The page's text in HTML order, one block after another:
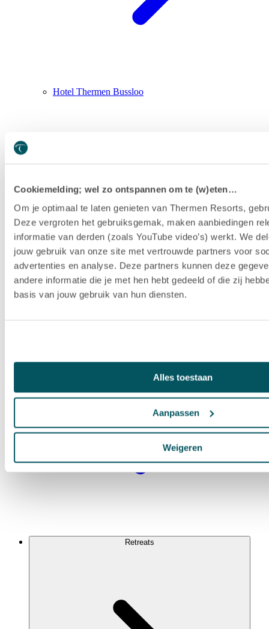
Cookiemelding; wel zo ontspannen om te (w)eten…
Om je optimaal te laten genieten van Thermen Resorts,
Deze vergroten het gebruiksgemak, maken aanbiedingen
informatie van derden (zoals YouTube video’s) werkt. We
jouw gebruik van onze site met vertrouwde partners voor
advertenties en analyse. Deze partners kunnen deze
andere informatie die je met hen hebt gedeeld of die zij
basis van jouw gebruik van hun diensten.
Alles toestaan
Aanpassen
Weigeren
Hotel Thermen Bussloo
Retreats